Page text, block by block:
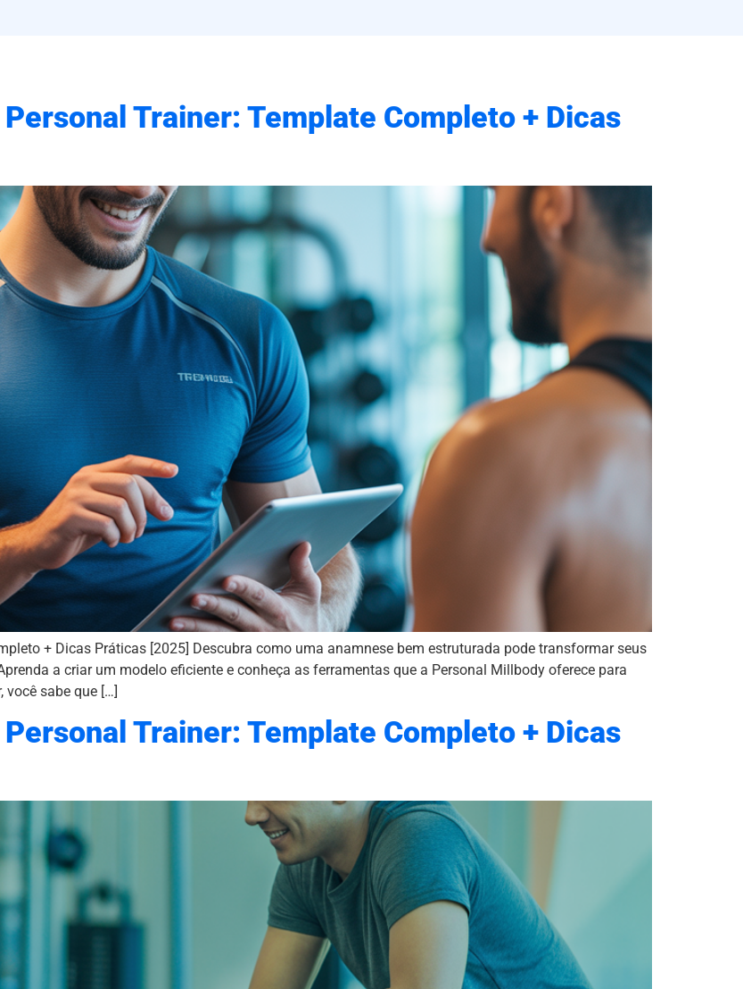
Trainer: Template Completo + Dicas
+ Dicas Práticas [2025] Descubra como uma anamnese bem estruturada pode transformar seus
a criar um modelo eficiente e conheça as ferramentas que a Personal Millbody oferece para
você sabe que […]
Trainer: Template Completo + Dicas